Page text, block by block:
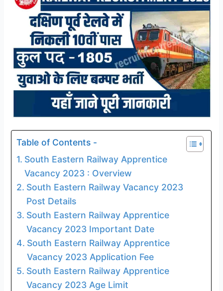
Table of Contents -
South Eastern Railway Apprentice
Vacancy 2023 : Overview
South Eastern Railway Vacancy 2023
Post Details
South Eastern Railway Apprentice
Vacancy 2023 Important Date
South Eastern Railway Apprentice
Vacancy 2023 Application Fee
South Eastern Railway Apprentice
Vacancy 2023 Age Limit